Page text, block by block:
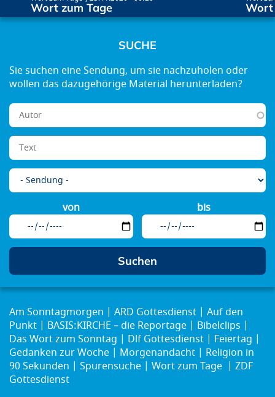
Wort zum Tage Wort
SUCHE
von bis
Am Sonntagmorgen ARD Gottesdienst
Auf den
Punkt
BASIS:KIRCHE – die Reportage
Bibelclips
Das Wort zum Sonntag
Dlf Gottesdienst
Feiertag
Gedanken zur Woche
Morgenandacht
Religion in
90 Sekunden
Spurensuche Wort zum Tage
ZDF
Gottesdienst